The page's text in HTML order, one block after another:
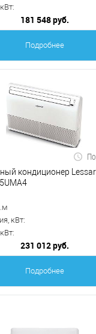
181 548 руб.
Подробнее
кондиционер Lessar
кВт:
231 012 руб.
Подробнее